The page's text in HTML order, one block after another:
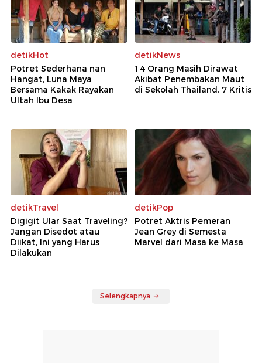
detikHot
Potret Sederhana nan
Hangat, Luna Maya
Bersama Kakak Rayakan
Ultah Ibu Desa
detikNews
14 Orang Masih Dirawat
Akibat Penembakan Maut
di Sekolah Thailand, 7 Kritis
detikTravel
Digigit Ular Saat Traveling?
Jangan Disedot atau
Diikat, Ini yang Harus
Dilakukan
detikPop
Potret Aktris Pemeran
Jean Grey di Semesta
Marvel dari Masa ke Masa
Selengkapnya